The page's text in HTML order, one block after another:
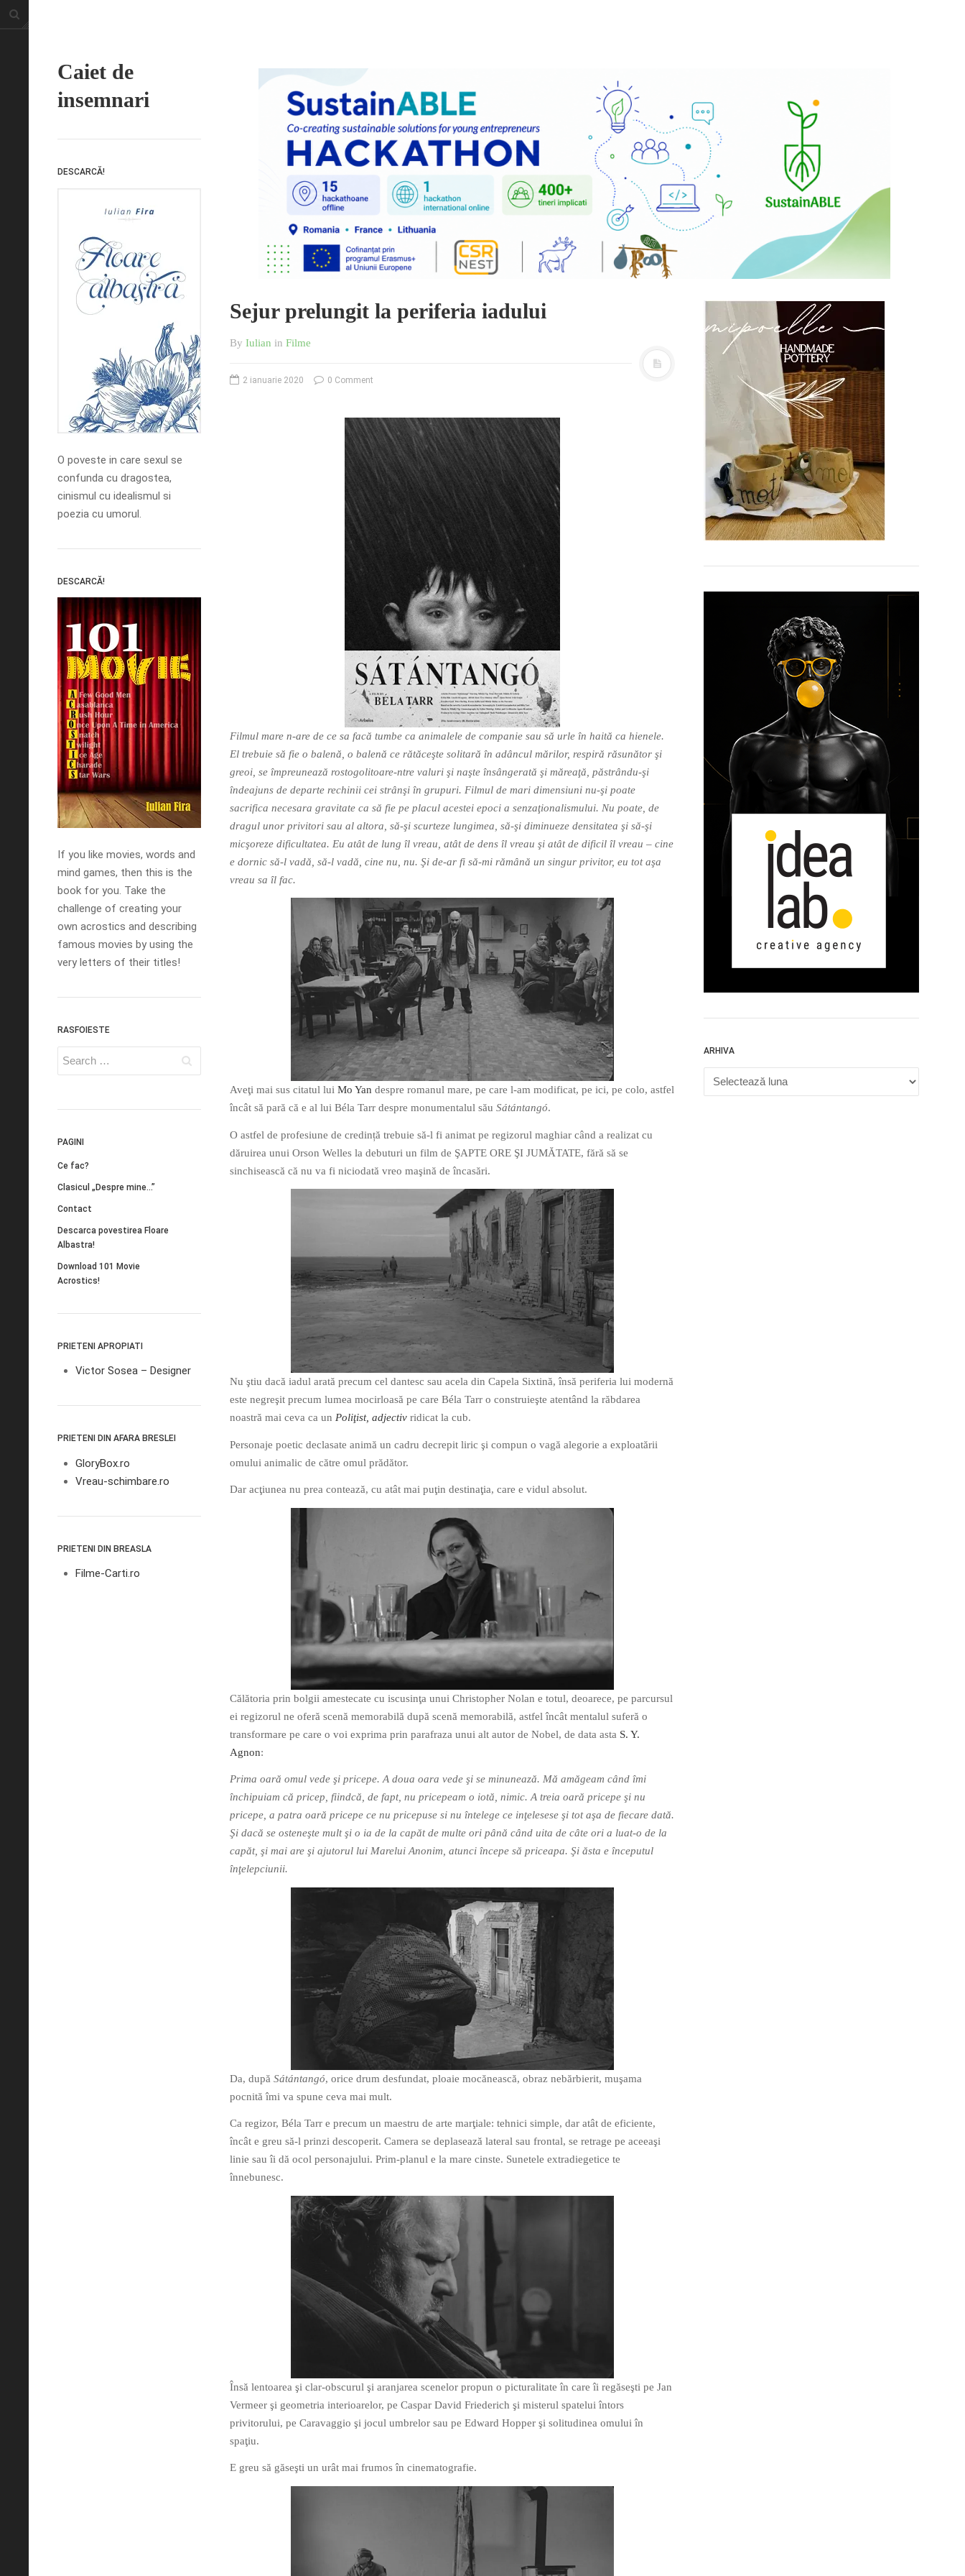
Caiet de
insemnari
DESCARCĂ!
O poveste in care sexul se
confunda cu dragostea,
cinismul cu idealismul si
poezia cu umorul.
DESCARCĂ!
If you like movies, words and
mind games, then this is the
book for you. Take the
challenge of creating your
own acrostics and describing
famous movies by using the
very letters of their titles!
RASFOIESTE
PAGINI
Ce fac?
Clasicul „Despre mine…”
Contact
Descarca povestirea Floare
Albastra!
Download 101 Movie
Acrostics!
PRIETENI APROPIATI
Victor Sosea – Designer
PRIETENI DIN AFARA BRESLEI
GloryBox.ro
Vreau-schimbare.ro
PRIETENI DIN BREASLA
Filme-Carti.ro
Sejur prelungit la periferia iadului
By Iulian in Filme
2 ianuarie 2020 0 Comment
Filmul mare n-are de ce sa facă tumbe ca animalele de companie sau să urle în haită ca hienele.
El trebuie să fie o balenă, o balenă ce rătăceşte solitară în adâncul mărilor, respiră răsunător şi
greoi, se împreunează rostogolitoare-ntre valuri şi naşte însângerată şi măreaţă, păstrându-şi
îndeajuns de departe rechinii cei strânşi în grupuri. Filmul de mari dimensiuni nu-şi poate
sacrifica necesara gravitate ca să fie pe placul acestei epoci a senzaţionalismului. Nu poate, de
dragul unor privitori sau al altora, să-şi scurteze lungimea, să-şi diminueze densitatea şi să-şi
micşoreze dificultatea. Eu atât de lung îl vreau, atât de dens îl vreau şi atât de dificil îl vreau – cine
e dornic să-l vadă, să-l vadă, cine nu, nu. Şi de-ar fi să-mi rămână un singur privitor, eu tot aşa
vreau sa îl fac.
Aveţi mai sus citatul lui Mo Yan despre romanul mare, pe care l-am modificat, pe ici, pe colo, astfel
încât să pară că e al lui Béla Tarr despre monumentalul său Sátántangó.
O astfel de profesiune de credință trebuie să-l fi animat pe regizorul maghiar când a realizat cu
dăruirea unui Orson Welles la debuturi un film de ŞAPTE ORE ŞI JUMĂTATE, fără să se
sinchisească că nu va fi niciodată vreo maşină de încasări.
Nu ştiu dacă iadul arată precum cel dantesc sau acela din Capela Sixtină, însă periferia lui modernă
este negreşit precum lumea mocirloasă pe care Béla Tarr o construieşte atentând la răbdarea
noastră mai ceva ca un Poliţist, adjectiv ridicat la cub.
Personaje poetic declasate animă un cadru decrepit liric şi compun o vagă alegorie a exploatării
omului animalic de către omul prădător.
Dar acţiunea nu prea contează, cu atât mai puţin destinaţia, care e vidul absolut.
Călătoria prin bolgii amestecate cu iscusinţa unui Christopher Nolan e totul, deoarece, pe parcursul
ei regizorul ne oferă scenă memorabilă după scenă memorabilă, astfel încât mentalul suferă o
transformare pe care o voi exprima prin parafraza unui alt autor de Nobel, de data asta S. Y.
Agnon:
Prima oară omul vede şi pricepe. A doua oara vede şi se minunează. Mă amăgeam când îmi
închipuiam că pricep, fiindcă, de fapt, nu pricepeam o iotă, nimic. A treia oară pricepe şi nu
pricepe, a patra oară pricepe ce nu pricepuse si nu întelege ce inţelesese şi tot aşa de fiecare dată.
Şi dacă se osteneşte mult şi o ia de la capăt de multe ori până când uita de câte ori a luat-o de la
capăt, şi mai are şi ajutorul lui Marelui Anonim, atunci începe să priceapa. Şi ăsta e începutul
înţelepciunii.
Da, după Sátántangó, orice drum desfundat, ploaie mocănească, obraz nebărbierit, muşama
pocnită îmi va spune ceva mai mult.
Ca regizor, Béla Tarr e precum un maestru de arte marţiale: tehnici simple, dar atât de eficiente,
încât e greu să-l prinzi descoperit. Camera se deplasează lateral sau frontal, se retrage pe aceeaşi
linie sau îi dă ocol personajului. Prim-planul e la mare cinste. Sunetele extradiegetice te
înnebunesc.
Însă lentoarea şi clar-obscurul şi aranjarea scenelor propun o picturalitate în care îi regăseşti pe Jan
Vermeer şi geometria interioarelor, pe Caspar David Friederich şi misterul spatelui întors
privitorului, pe Caravaggio şi jocul umbrelor sau pe Edward Hopper şi solitudinea omului în
spaţiu.
E greu să găseşti un urât mai frumos în cinematografie.
ARHIVA
Arhiva